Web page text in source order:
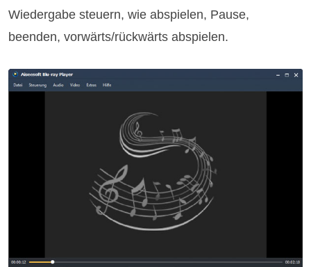
Wiedergabe steuern, wie abspielen, Pause,
beenden, vorwärts/rückwärts abspielen.